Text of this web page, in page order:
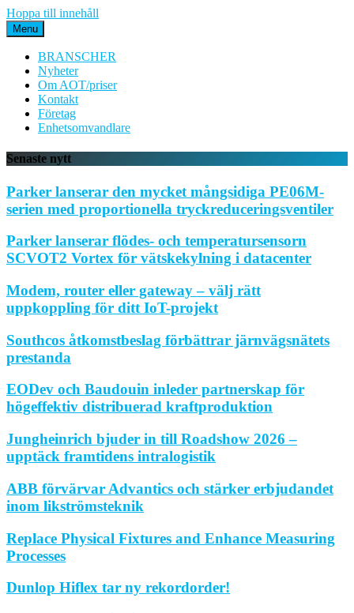
Hoppa till innehåll
Menu
BRANSCHER
Nyheter
Om AOT/priser
Kontakt
Företag
Enhetsomvandlare
Senaste nytt
Parker lanserar den mycket mångsidiga PE06M-
serien med proportionella tryckreduceringsventiler
Parker lanserar flödes- och temperatursensorn
SCVOT2 Vortex för vätskekylning i datacenter
Modem, router eller gateway – välj rätt
uppkoppling för ditt IoT-projekt
Southcos åtkomstbeslag förbättrar järnvägsnätets
prestanda
EODev och Baudouin inleder partnerskap för
högeffektiv distribuerad kraftproduktion
Jungheinrich bjuder in till Roadshow 2026 –
upptäck framtidens intralogistik
ABB förvärvar Advantics och stärker erbjudandet
inom likströmsteknik
Replace Physical Fixtures and Enhance Measuring
Processes
Dunlop Hiflex tar ny rekordorder!